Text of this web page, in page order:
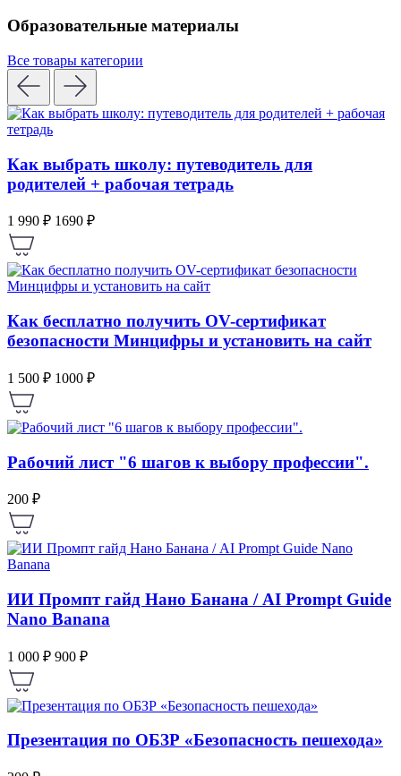
Образовательные материалы
Все товары категории
Как выбрать школу: путеводитель для
родителей + рабочая тетрадь
1 990 ₽ 1690 ₽
Как бесплатно получить OV-сертификат
безопасности Минцифры и установить на сайт
1 500 ₽ 1000 ₽
Рабочий лист "6 шагов к выбору профессии".
200 ₽
ИИ Промпт гайд Нано Банана / AI Prompt Guide
Nano Banana
1 000 ₽ 900 ₽
Презентация по ОБЗР «Безопасность пешехода»